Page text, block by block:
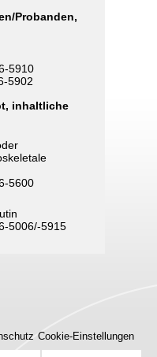
Probanden,
5910
5902
inhaltliche
5600
5006/-5915
Cookie-Einstellungen